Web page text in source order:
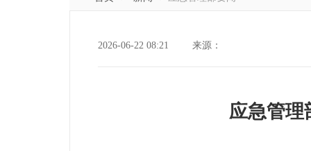
2026-06-22 08:21 来源：
应急管理